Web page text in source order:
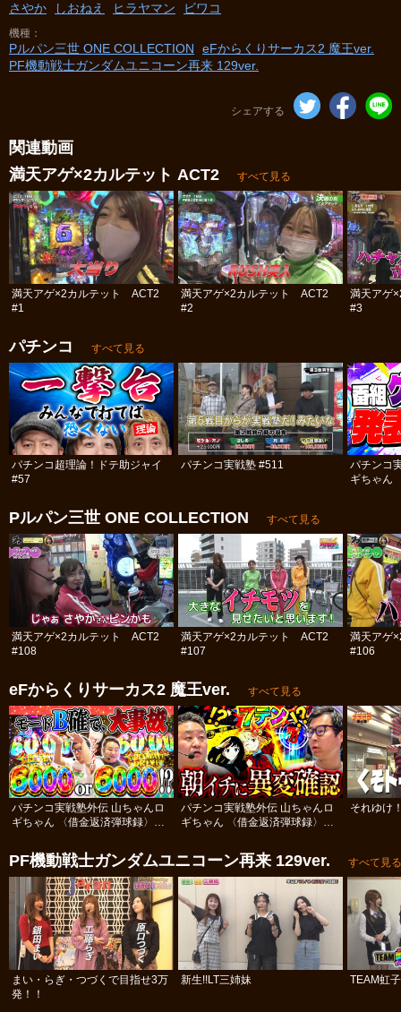
さやか しおねえ ヒラヤマン ビワコ
機種
Pルパン三世 ONE COLLECTION
eFからくりサーカス2 魔王ver.
PF機動戦士ガンダムユニコーン再来 129ver.
シェアする
関連動画
満天アゲ×2カルテット ACT2
すべて見る
満天アゲ×2カルテット ACT2
#1
満天アゲ×2カルテット ACT2
#2
満天アゲ
#3
パチンコ すべて見る
パチンコ超理論！ドテ助ジャイ
#57
パチンコ実戦塾 #511
パチンコ
ギちゃん
Pルパン三世 ONE COLLECTION すべて見る
満天アゲ×2カルテット ACT2
#108
満天アゲ×2カルテット ACT2
#107
満天アゲ
#106
eFからくりサーカス2 魔王ver. すべて見る
パチンコ実戦塾外伝 山ちゃんロ
ギちゃん 〈借金返済弾球録〉
パチンコ実戦塾外伝 山ちゃんロ
ギちゃん 〈借金返済弾球録〉
それゆけ
PF機動戦士ガンダムユニコーン再来 129ver. すべて見る
まい・らぎ・つづくで目指せ3万
発！！
新生!!LT三姉妹 TEAM虹